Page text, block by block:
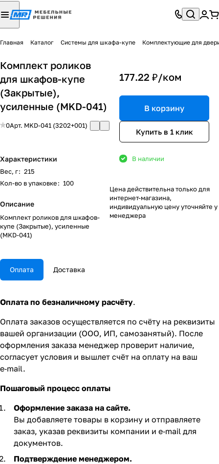
Главная Каталог Системы для шкафа-купе Комплектующие для
Комплект роликов
для шкафов-купе
(Закрытые),
усиленные (MKD-041)
0Арт. MKD-041 (3202+001)
Характеристики
Вес, г: 215
Кол-во в упаковке: 100
Описание
Комплект роликов для шкафов-
купе (Закрытые), усиленные
(MKD-041)
177.22 ₽/ком
В корзину
Купить в 1 клик
В наличии
Цена действительна только для
интернет-магазина,
индивидуальную цену уточняйте у
менеджера
Оплата Доставка
Оплата по безналичному расчёту.
Оплата заказов осуществляется по счёту на реквизиты
вашей организации (ООО, ИП, самозанятый). После
оформления заказа менеджер проверит наличие,
согласует условия и вышлет счёт на оплату на ваш
e‑mail.
Пошаговый процесс оплаты
Оформление заказа на сайте.
Вы добавляете товары в корзину и отправляете
заказ, указав реквизиты компании и e‑mail для
документов.
Подтверждение менеджером.